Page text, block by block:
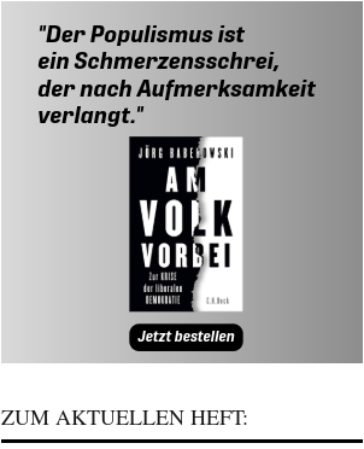
ZUM AKTUELLEN HEFT: